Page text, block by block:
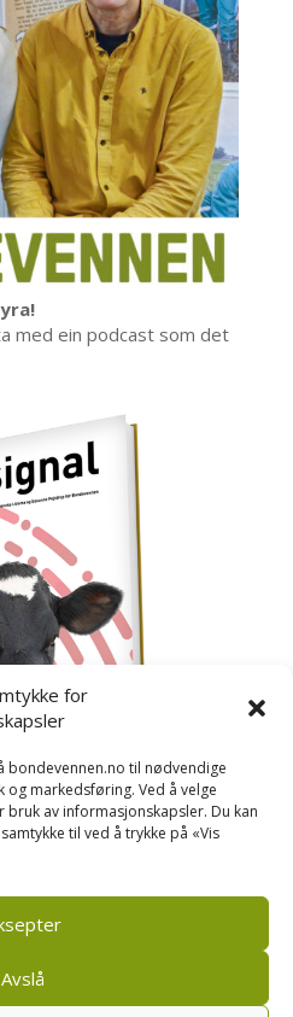
for
bondevennen.no til nødvendige
markedsføring. Ved å velge
bruk av informasjonskapsler. Du kan
til ved å trykke på «Vis
Avslå
med ein podcast som det